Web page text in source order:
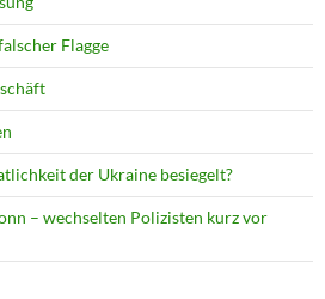
Flagge
der Ukraine besiegelt?
– wechselten Polizisten kurz vor